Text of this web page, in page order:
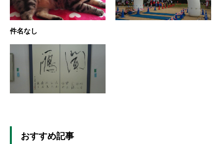
件名なし
おすすめ記事